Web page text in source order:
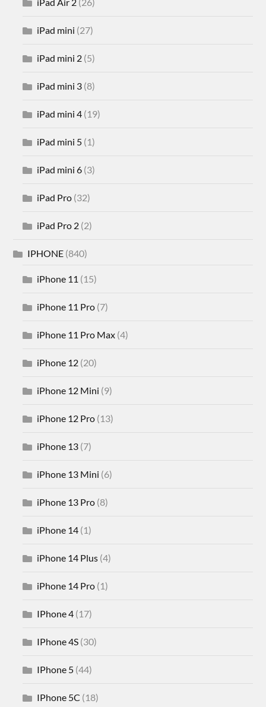
iPad mini (27)
iPad mini 2 (5)
iPad mini 3 (8)
iPad mini 4 (19)
iPad mini 5 (1)
iPad mini 6 (3)
iPad Pro (32)
iPad Pro 2 (2)
IPHONE (840)
iPhone 11 (15)
iPhone 11 Pro (7)
iPhone 11 Pro Max (4)
iPhone 12 (20)
iPhone 12 Mini (9)
iPhone 12 Pro (13)
iPhone 13 (7)
iPhone 13 Mini (6)
iPhone 13 Pro (8)
iPhone 14 (1)
iPhone 14 Plus (4)
iPhone 14 Pro (1)
IPhone 4 (17)
IPhone 4S (30)
IPhone 5 (44)
IPhone 5C (18)